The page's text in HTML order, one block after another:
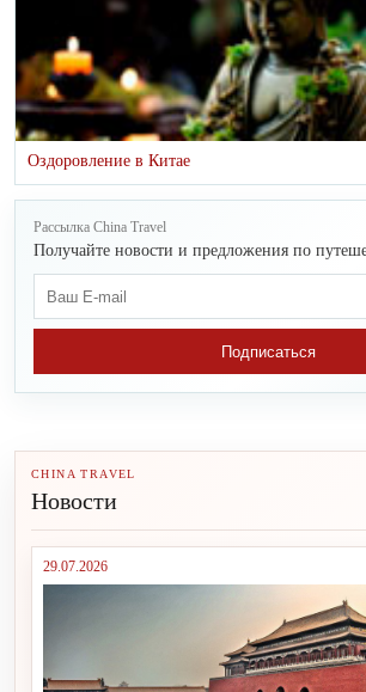
Оздоровление в Китае
Рассылка China Travel
Получайте новости и предложения по
Подписаться
CHINA TRAVEL
Новости
29.07.2026